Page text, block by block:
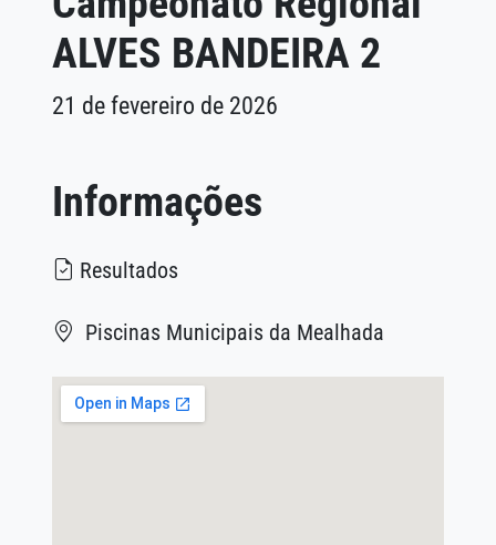
ALVES BANDEIRA 2
21 de fevereiro de 2026
Informações
Resultados
Piscinas Municipais da Mealhada